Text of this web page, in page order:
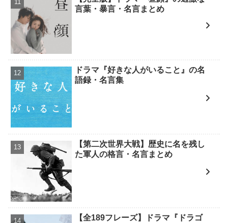
言葉・暴言・名言まとめ
ドラマ『好きな人がいること』の名
語録・名言集
【第二次世界大戦】歴史に名を残し
た軍人の格言・名言まとめ
【全189フレーズ】ドラマ『ドラゴ